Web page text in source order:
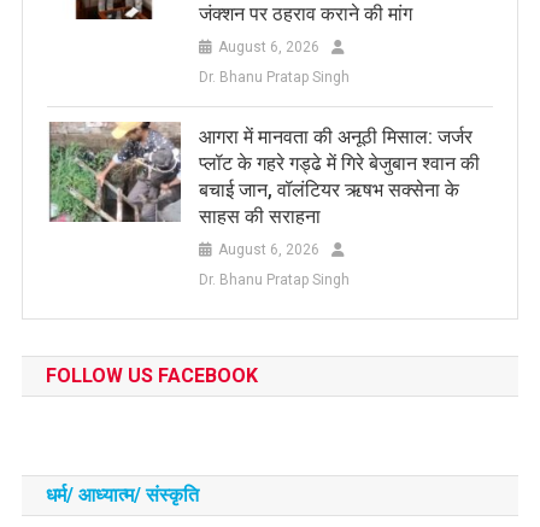
जंक्शन पर ठहराव कराने की मांग
August 6, 2026
Dr. Bhanu Pratap Singh
आगरा में मानवता की अनूठी मिसाल: जर्जर
प्लॉट के गहरे गड्ढे में गिरे बेजुबान श्वान की
बचाई जान, वॉलंटियर ऋषभ सक्सेना के
साहस की सराहना
August 6, 2026
Dr. Bhanu Pratap Singh
FOLLOW US FACEBOOK
धर्म/ आध्‍यात्‍म/ संस्‍कृति